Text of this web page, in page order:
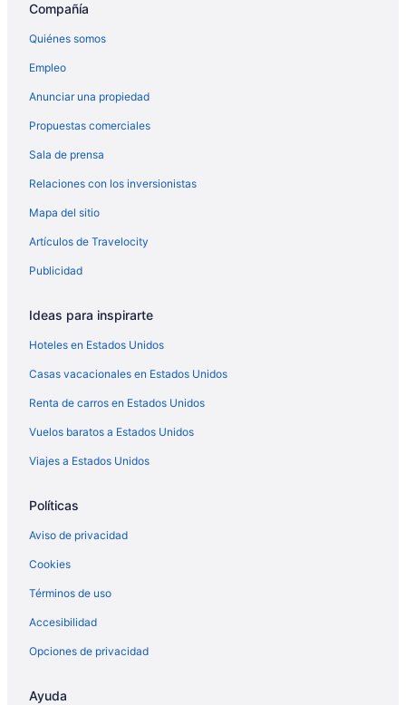
Compañía
Quiénes somos
Empleo
Anunciar una propiedad
Propuestas comerciales
Sala de prensa
Relaciones con los inversionistas
Mapa del sitio
Artículos de Travelocity
Publicidad
Ideas para inspirarte
Hoteles en Estados Unidos
Casas vacacionales en Estados Unidos
Renta de carros en Estados Unidos
Vuelos baratos a Estados Unidos
Viajes a Estados Unidos
Políticas
Aviso de privacidad
Cookies
Términos de uso
Accesibilidad
Opciones de privacidad
Ayuda